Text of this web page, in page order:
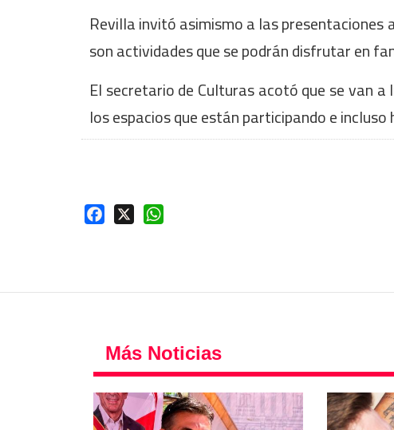
Revilla invitó asimismo a las
son actividades que se podrán disfrutar en
El secretario de Culturas acotó que se van
los espacios que están participando e
Facebook
Más Noticias